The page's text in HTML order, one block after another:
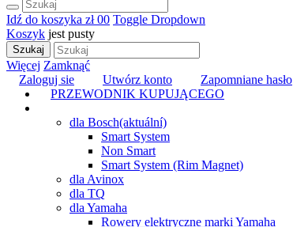
Idź do koszyka zł 00 Toggle Dropdown
Koszyk jest pusty
Szukaj
Więcej Zamknąć
Zaloguj sie
Utwórz konto
Zapomniane hasło
PRZEWODNIK KUPUJĄCEGO
dla Bosch(aktuální)
Smart System
Non Smart
Smart System (Rim Magnet)
dla Avinox
dla TQ
dla Yamaha
Rowery elektryczne marki Yamaha